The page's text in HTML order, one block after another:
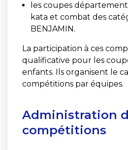
les coupes
kata et combat des
BENJAMIN.
La participation à ces
qualificative pour les
enfants. Ils organisent le
compétitions par équipes.
Administration
compétitions